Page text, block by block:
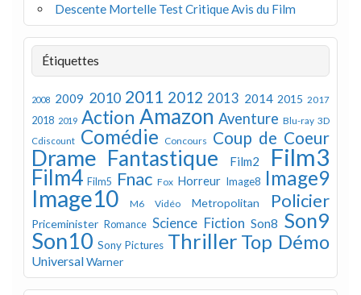
Descente Mortelle Test Critique Avis du Film
Étiquettes
2008 2009 2010 2011 2012 2013 2014 2015 2017
2018 2019 Action Amazon Aventure Blu-ray 3D
Cdiscount Comédie Concours Coup de Coeur
Drame Fantastique Film2 Film3
Film4 Film5 Fnac Fox Horreur Image8 Image9
Image10 M6 Vidéo Metropolitan Policier
Priceminister Romance Science Fiction Son8 Son9
Son10 Sony Pictures Thriller Top Démo
UniversalWarner